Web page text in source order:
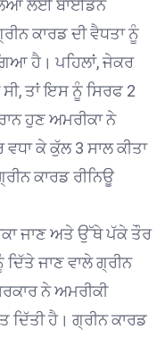
ਲਈ ਬਾਈਡੇਨ
ਕਾਰਡ ਦੀ ਵੈਧਤਾ ਨੂੰ
ਹੈ। ਪਹਿਲਾਂ, ਜੇਕਰ
ਤਾਂ ਇਸ ਨੂੰ ਸਿਰਫ 2
ਹੁਣ ਅਮਰੀਕਾ ਨੇ
ਕੇ ਕੁੱਲ 3 ਸਾਲ ਕੀਤਾ
ਕਾਰਡ ਰੀਨਿਊ
ਜਾਣ ਅਤੇ ਉੱਥੇ ਪੱਕੇ ਤੌਰ
ਦਿੱਤੇ ਜਾਣ ਵਾਲੇ ਗ੍ਰੀਨ
ਨੇ ਅਮਰੀਕੀ
ਦਿੱਤੀ ਹੈ। ਗ੍ਰੀਨ ਕਾਰਡ